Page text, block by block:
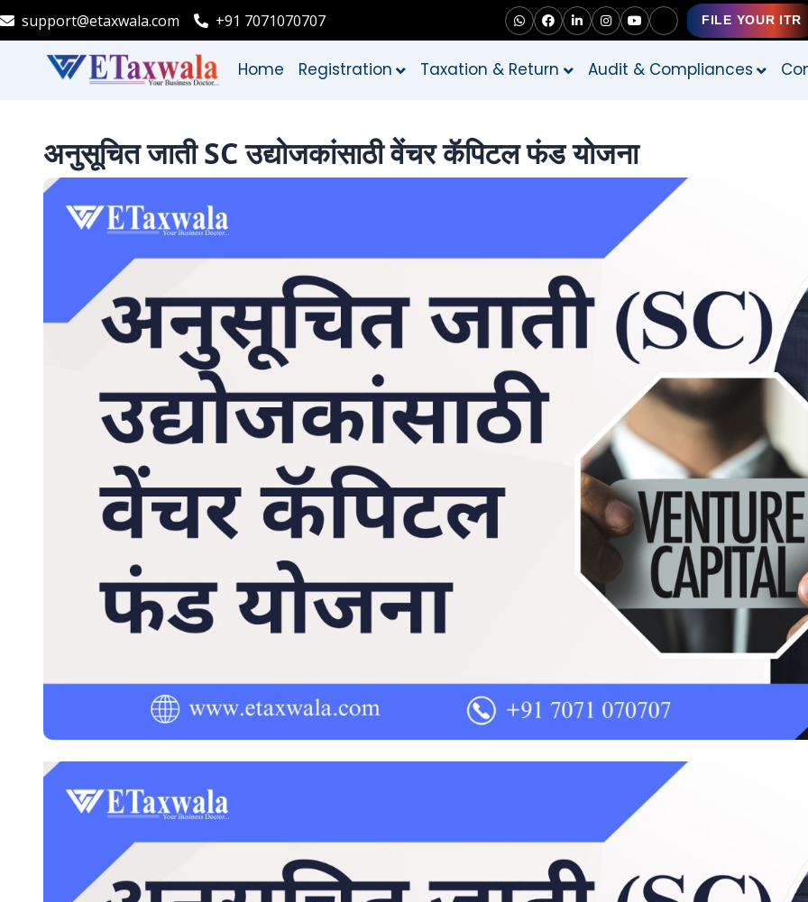
support@etaxwala.com +91 7071070707 FILE YOUR ITR
Home Registration Taxation & Return Audit & Compliances
अनुसूचित जाती SC उद्योजकांसाठी वेंचर कॅपिटल फंड योजना